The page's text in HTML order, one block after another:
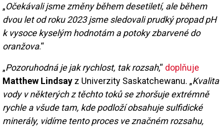
„Očekávali jsme změny během desetiletí, ale během
dvou let od roku 2023 jsme sledovali prudký propad pH
k vysoce kyselým hodnotám a potoky zbarvené do
oranžova.“
„Pozoruhodná je jak rychlost, tak rozsah,“ doplňuje
Matthew Lindsay z Univerzity Saskatchewanu. „Kvalita
vody v některých z těchto toků se zhoršuje extrémně
rychle a všude tam, kde podloží obsahuje sulfidické
minerály, vidíme tento proces ve značném rozsahu,